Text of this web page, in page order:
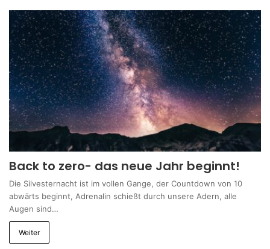
Back to zero- das neue Jahr beginnt!
Die Silvesternacht ist im vollen Gange, der Countdown von 10
abwärts beginnt, Adrenalin schießt durch unsere Adern, alle
Augen sind…
Weiter